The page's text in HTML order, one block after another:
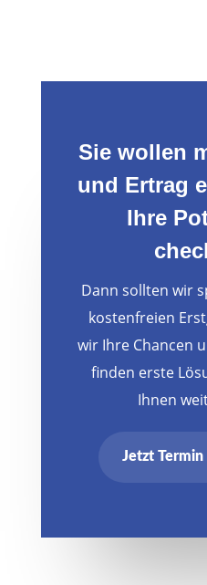
Sie wollen
und Ertrag
Ihre
Dann sollten wir
kostenfreien
wir Ihre Chancen
finden erste
Ihnen
Jetzt